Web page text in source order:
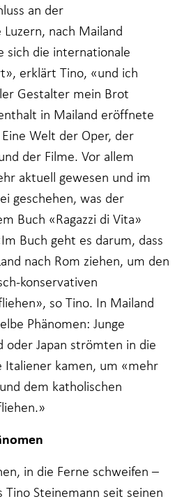
an der
nach Mailand
sich die internationale
erklärt Tino, «und ich
Gestalter mein Brot
in Mailand eröffnete
Welt der Oper, der
der Filme. Vor allem
aktuell gewesen und im
geschehen, was der
Buch «Ragazzi di Vita»
Buch geht es darum, dass
nach Rom ziehen, um den
konservativen
so Tino. In Mailand
Phänomen: Junge
oder Japan strömten in die
Italiener kamen, um «mehr
dem katholischen
in die Ferne schweifen –
Tino Steinemann seit seinen